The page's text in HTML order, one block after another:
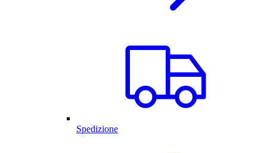
Spedizione